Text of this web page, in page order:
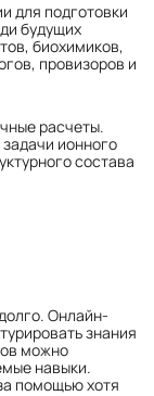
для подготовки
будущих
биохимиков,
провизоров и
расчеты.
ионного
состава
Онлайн-
знания
можно
навыки.
помощью хотя